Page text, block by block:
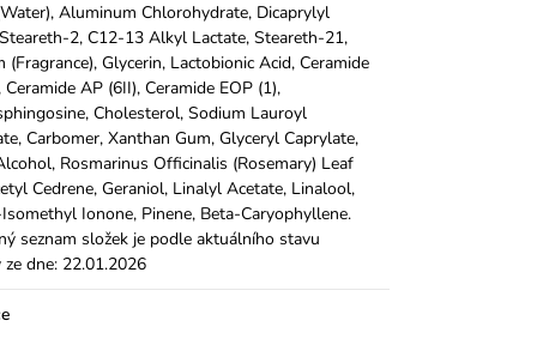
Aluminum Chlorohydrate, Dicaprylyl
2, C12-13 Alkyl Lactate, Steareth-21,
(Fragrance), Glycerin, Lactobionic Acid, Ceramide
Ceramide AP (6II), Ceramide EOP (1),
Cholesterol, Sodium Lauroyl
Carbomer, Xanthan Gum, Glyceryl Caprylate,
Rosmarinus Officinalis (Rosemary) Leaf
Cedrene, Geraniol, Linalyl Acetate, Linalool,
Ionone, Pinene, Beta-Caryophyllene.
seznam složek je podle aktuálního stavu
dne: 22.01.2026